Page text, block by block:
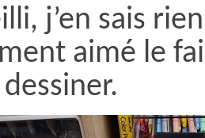
j’en sais
aimé le